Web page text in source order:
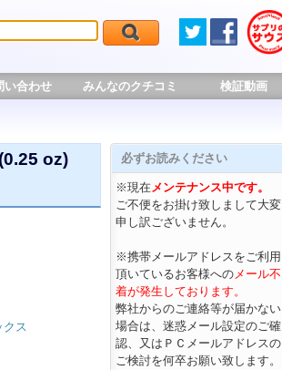
い合わせ みんなのクチコミ 検証動画
oz)
クス
必ずお読みください
※現在メンテナンス中です。
ご不便をお掛け致しまして大変
申し訳ございません。
※携帯メールアドレスをご利用
頂いているお客様へのメール不
着が発生しております。
弊社からのご連絡等が届かない
場合は、迷惑メール設定のご確
認、又はＰＣメールアドレスの
ご検討を何卒お願い致します。